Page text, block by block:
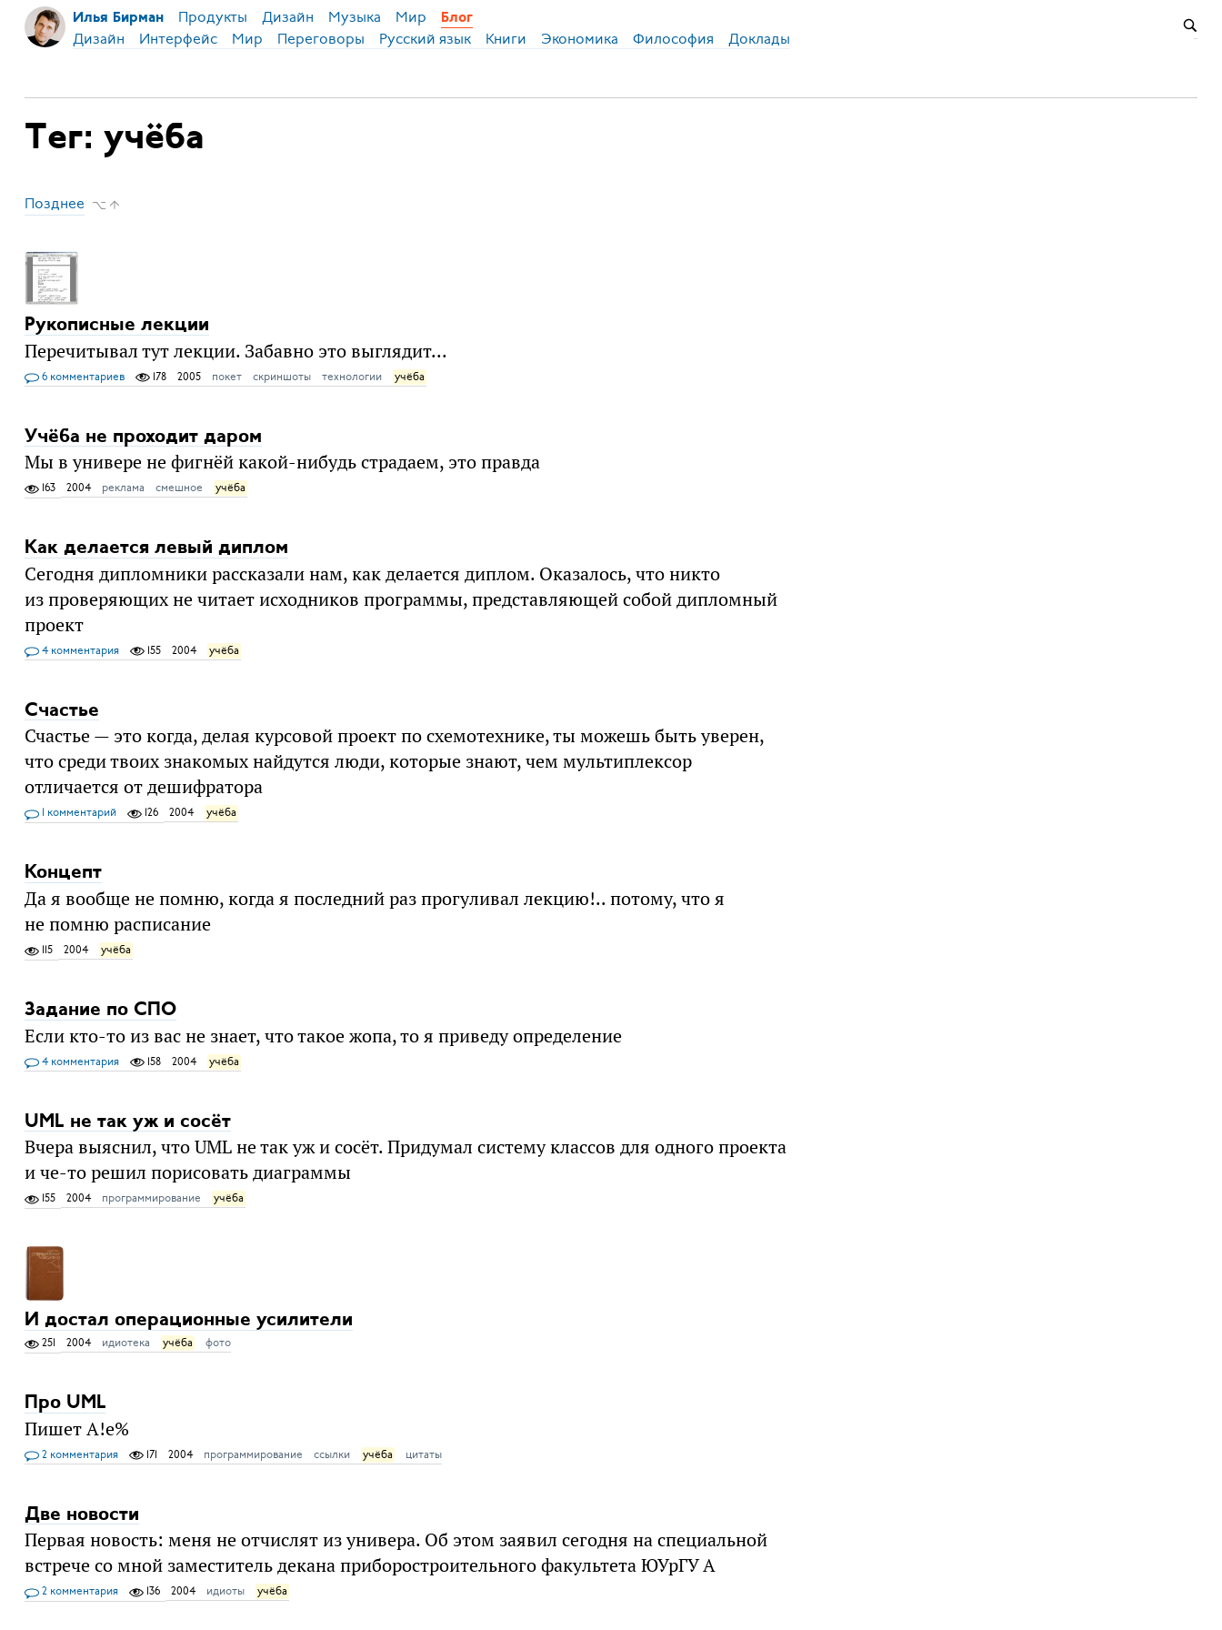
Илья Бирман Продукты Дизайн Музыка Мир Блог
Дизайн Интерфейс Мир Переговоры Русский язык Книги Экономика Философия Доклады
Тег: учёба
Позднее ⌥ ↑
Рукописные лекции
Перечитывал тут лекции. Забавно это выглядит...
6 комментариев 178 2005 покет скриншоты технологии учёба
Учёба не проходит даром
Мы в универе не фигнёй какой-нибудь страдаем, это правда
163 2004 реклама смешное учёба
Как делается левый диплом
Сегодня дипломники рассказали нам, как делается диплом. Оказалось, что никто
из проверяющих не читает исходников программы, представляющей собой дипломный
проект
4 комментария 155 2004 учёба
Счастье
Счастье — это когда, делая курсовой проект по схемотехнике, ты можешь быть уверен,
что среди твоих знакомых найдутся люди, которые знают, чем мультиплексор
отличается от дешифратора
1 комментарий 126 2004 учёба
Концепт
Да я вообще не помню, когда я последний раз прогуливал лекцию!.. потому, что я
не помню расписание
115 2004 учёба
Задание по СПО
Если кто-то из вас не знает, что такое жопа, то я приведу определение
4 комментария 158 2004 учёба
UML не так уж и сосёт
Вчера выяснил, что UML не так уж и сосёт. Придумал систему классов для одного проекта
и че-то решил порисовать диаграммы
155 2004 программирование учёба
И достал операционные усилители
251 2004 идиотека учёба фото
Про UML
Пишет A!e%
2 комментария 171 2004 программирование ссылки учёба цитаты
Две новости
Первая новость: меня не отчислят из универа. Об этом заявил сегодня на специальной
встрече со мной заместитель декана приборостроительного факультета ЮУрГУ А
2 комментария 136 2004 идиоты учёба